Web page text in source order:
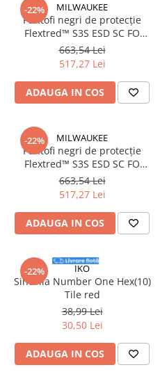
-22% MILWAUKEE
Pantofi negri de protecție
Flextred™ S3S ESD SC FO
SR39, mărimea 39/6,
(4932493717)
663,54 Lei
517,27 Lei
ADAUGA IN COS
-22% MILWAUKEE
Pantofi negri de protecție
Flextred™ S3S ESD SC FO
SR45, mărimea 45/10.5,
(4932493723)
663,54 Lei
517,27 Lei
ADAUGA IN COS
-22% IKO
Sindrila Number One Hex(10)
Tile red
38,99 Lei
30,50 Lei
ADAUGA IN COS